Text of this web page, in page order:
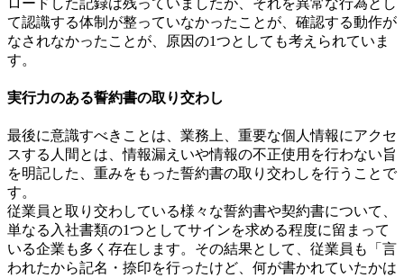
て認識する体制が整っていなかったことが、確認する動作が
なされなかったことが、原因の1つとしても考えられていま
す。
実行力のある誓約書の取り交わし
最後に意識すべきことは、業務上、重要な個人情報にアクセ
スする人間とは、情報漏えいや情報の不正使用を行わない旨
を明記した、重みをもった誓約書の取り交わしを行うことで
す。
従業員と取り交わしている様々な誓約書や契約書について、
単なる入社書類の1つとしてサインを求める程度に留まって
いる企業も多く存在します。その結果として、従業員も「言
われたから記名・捺印を行ったけど、何が書かれていたかは